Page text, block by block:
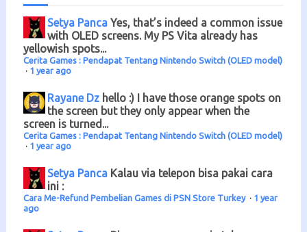
Setya Panca Yes, that’s indeed a common issue
with OLED screens. My PS Vita already has
yellowish spots...
Cerita Games : Pendapat Tentang Nintendo Switch (OLED model)
· 1 year ago
Rayane Dz hello :) I have those orange spots on
the screen but they only appear when the
screen is turned...
Cerita Games : Pendapat Tentang Nintendo Switch (OLED model)
· 1 year ago
Setya Panca Kalau via telepon bisa pakai cara
ini :
Cara Me-Refund Pembelian Games di PSN Store Turkey · 1 year
ago